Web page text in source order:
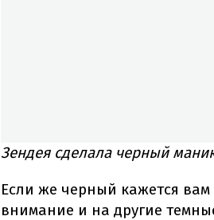
Зендея сделала черный
Если же черный кажется
внимание и на другие